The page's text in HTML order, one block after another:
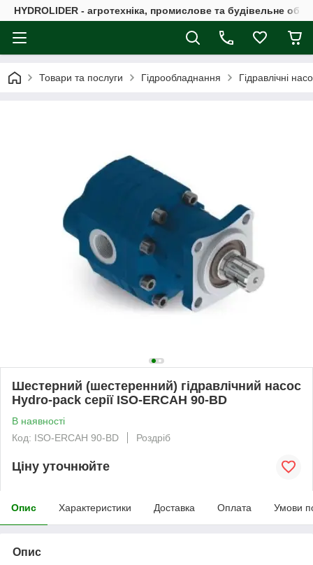
HYDROLIDER - агротехніка, промислове та будівельне
Товари та послуги Гідрообладнання Гідравлічні
Шестерний (шестеренний) гідравлічний насос
Hydro-pack серії ISO-ERCAH 90-BD
В наявності
Код: ISO-ERCAH 90-BD
Роздріб
Ціну уточнюйте
Опис Характеристики Доставка Оплата Умови
Опис